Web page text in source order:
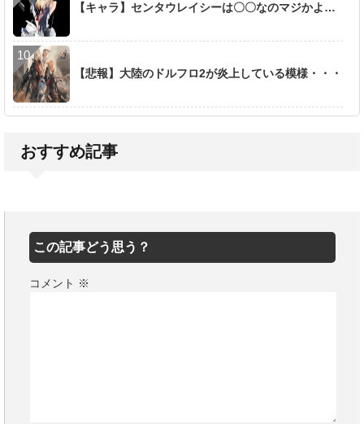
【キャラ】センタウレイシーは〇〇なのマジかよ…
【悲報】大陸のドルフロ2が炎上している模様・・・
おすすめ記事
この記事どう思う？
コメント ※